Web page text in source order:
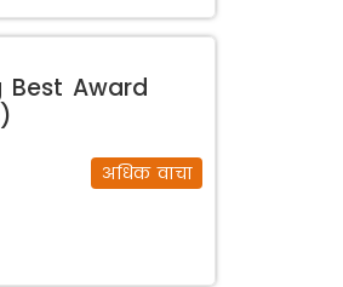
Best Award
अधिक वाचा